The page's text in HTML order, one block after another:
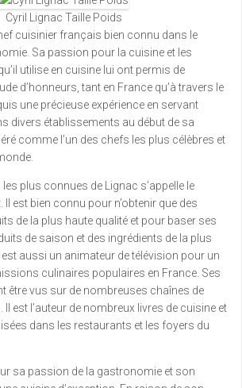
Cyril Lignac Taille Poids
cuisinier français bien connu dans le
Sa passion pour la cuisine et les
utilise en cuisine lui ont permis de
d’honneurs, tant en France qu’à travers le
une précieuse expérience en servant
divers établissements au début de sa
comme l’un des chefs les plus célèbres et
les plus connues de Lignac s’appelle le
est bien connu pour n’obtenir que des
de la plus haute qualité et pour baser ses
de saison et des ingrédients de la plus
aussi un animateur de télévision pour un
culinaires populaires en France. Ses
être vus sur de nombreuses chaînes de
est l’auteur de nombreux livres de cuisine et
dans les restaurants et les foyers du
sa passion de la gastronomie et son